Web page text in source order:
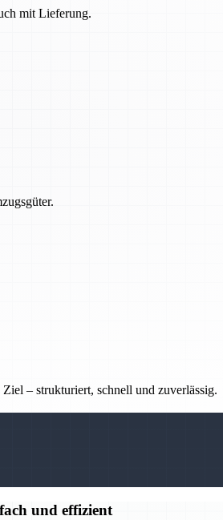
mit Lieferung.
– strukturiert, schnell und zuverlässig.
und effizient